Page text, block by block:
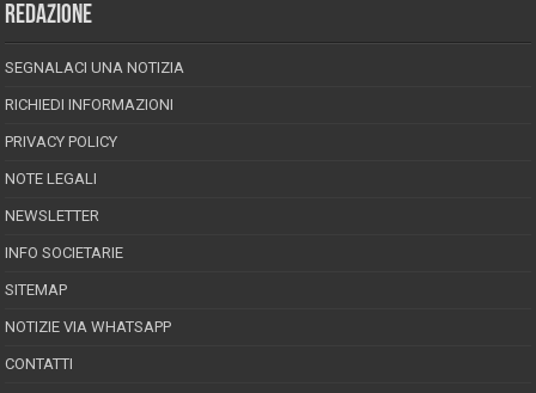
REDAZIONE
SEGNALACI UNA NOTIZIA
RICHIEDI INFORMAZIONI
PRIVACY POLICY
NOTE LEGALI
NEWSLETTER
INFO SOCIETARIE
SITEMAP
NOTIZIE VIA WHATSAPP
CONTATTI